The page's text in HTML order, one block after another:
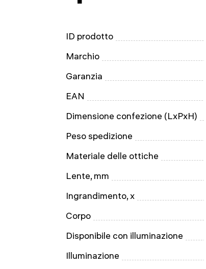
ID prodotto
Marchio
Garanzia
EAN
Dimensione confezione (LxPxH)
Peso spedizione
Materiale delle ottiche
Lente, mm
Ingrandimento, x
Corpo
Disponibile con illuminazione
Illuminazione